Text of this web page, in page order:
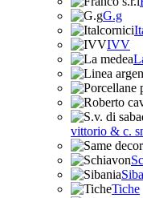
G.g
IVV
vittorio & c.
Tiche